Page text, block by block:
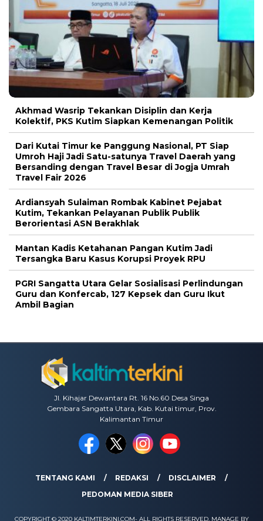
Akhmad Wasrip Tekankan Disiplin dan Kerja
Kolektif, PKS Kutim Siapkan Kemenangan Politik
Dari Kutai Timur ke Panggung Nasional, PT Siap
Umroh Haji Jadi Satu-satunya Travel Daerah yang
Bersanding dengan Travel Besar di Jogja Umrah
Travel Fair 2026
Ardiansyah Sulaiman Rombak Kabinet Pejabat
Kutim, Tekankan Pelayanan Publik Publik
Berorientasi ASN Berakhlak
Mantan Kadis Ketahanan Pangan Kutim Jadi
Tersangka Baru Kasus Korupsi Proyek RPU
PGRI Sangatta Utara Gelar Sosialisasi Perlindungan
Guru dan Konfercab, 127 Kepsek dan Guru Ikut
Ambil Bagian
Jl. Kihajar Dewantara Rt. 16 No.60 Desa Singa
Gembara Sangatta Utara, Kab. Kutai timur, Prov.
Kalimantan Timur
TENTANG KAMI REDAKSI
DISCLAIMER
PEDOMAN MEDIA SIBER
COPYRIGHT © 2020 KALTIMTERKINI.COM- ALL RIGHTS RESERVED. MANAGE BY